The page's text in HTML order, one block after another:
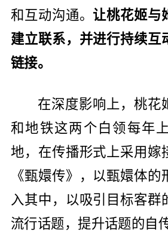
和互动沟通。 让桃花姬与
建立联系，并进行持续互
链接。
在深度影响上，桃花
和地铁这两个白领每年
地，在传播形式上采用嫁
《甄嬛传》，以甄嬛体
入其中，以吸引目标客群
流行话题，提升话题的自